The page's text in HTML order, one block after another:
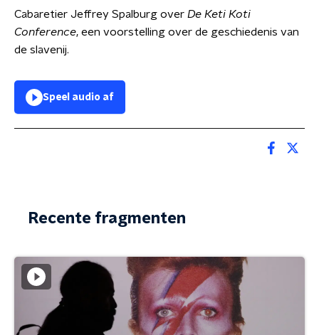
Cabaretier Jeffrey Spalburg over De Keti Koti
Conference, een voorstelling over de geschiedenis van
de slavenij.
Speel audio af
Recente fragmenten